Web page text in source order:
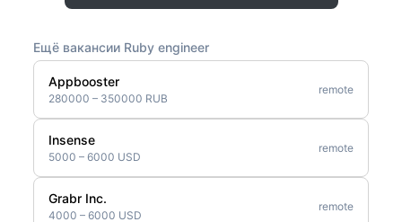
Ещё вакансии Ruby engineer
Appbooster
280000 – 350000 RUB
remote
Insense
5000 – 6000 USD
remote
Grabr Inc.
4000 – 6000 USD
remote